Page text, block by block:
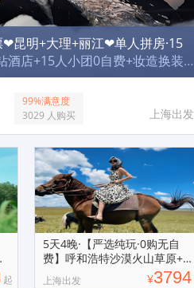
❤昆明+大理+丽江❤单人拼房·15
酒店+15人小团0自费+妆造换装
榜单01』一站式精华景点畅游！
+拼房免补房差
99%满意度
3029 人购买
上海出发
起
5天4晚·【严选纯玩·0购无自
费】呼和浩特沙漠火山草原+诈
马宴+响沙湾
上海出发 ¥3794